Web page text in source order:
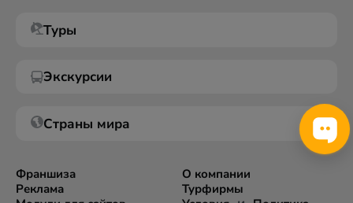
Туры
Экскурсии
Страны мира
Франшиза
Реклама
О компании
Турфирмы